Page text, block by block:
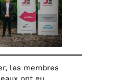
les membres